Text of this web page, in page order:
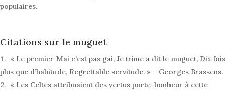
populaires.
Citations sur le muguet
« Le premier Mai c’est pas gai, Je trime a dit le muguet, Dix fois
plus que d’habitude, Regrettable servitude. » – Georges Brassens.
« Les Celtes attribuaient des vertus porte-bonheur à cette